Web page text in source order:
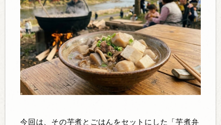
今回は、その芋煮とごはんをセットにした「芋煮弁